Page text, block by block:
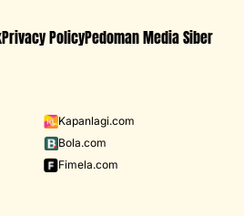
ke bawah untuk melanjutkan
Privacy PolicyPedoman Media Siber
Kapanlagi.com
Bola.com
Fimela.com